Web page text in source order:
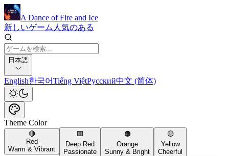
A Dance of Fire and Ice
新しいゲーム 人気のある
日本語
English한국어Tiếng ViệtРусский中文 (简体)
Theme Color
🔴
Red
Warm & Vibrant
🟥
Deep Red
Passionate
🟠
Orange
Sunny & Bright
🟡
Yellow
Cheerful